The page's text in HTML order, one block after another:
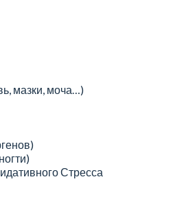
мазки, моча…)
Стресса